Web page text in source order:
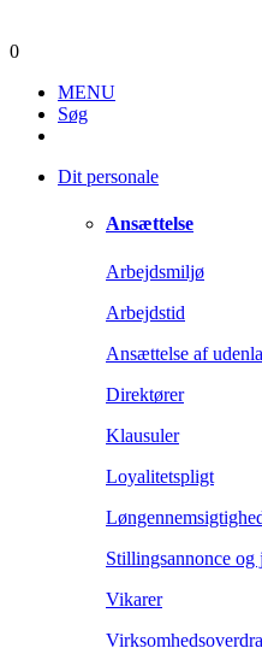
0
MENU
Søg
Dit personale
Ansættelse
Arbejdsmiljø
Arbejdstid
Ansættelse af
Direktører
Klausuler
Loyalitetspligt
Stillingsannonce og
Vikarer